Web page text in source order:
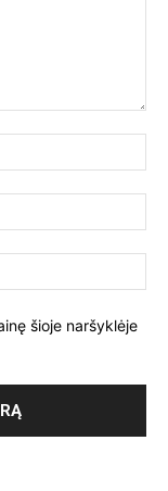
šioje naršyklėje